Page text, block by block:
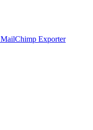
MailChimp Exporter